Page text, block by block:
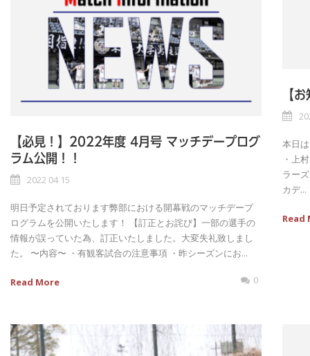
【必見！】2022年度 4月号 マッチデープログ
ラム公開！！
2022 04 15
明日予定されております弊部における開幕戦のマッチデープ
ログラムを公開いたします！ 【訂正とお詫び】一部の選手の
情報が誤っていた為、訂正いたしました。大変失礼致しまし
た。 〜内容〜 ・有観客試合の注意事項 ・昨シーズンにお...
Read More 0
【
本日
・上
ラー
カデ...
Read